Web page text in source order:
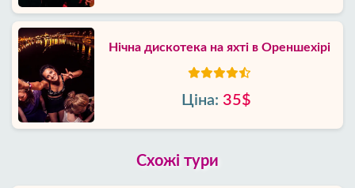
Нічна дискотека на яхті в Ореншехірі
Ціна: 35$
Схожі тури